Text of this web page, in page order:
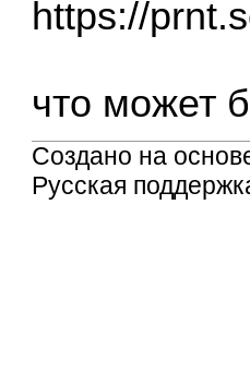
https://
что может
Создано на
Русская